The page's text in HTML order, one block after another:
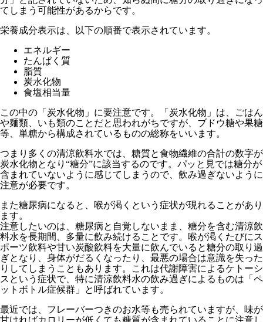
てしまう可能性があるからです。
栄養成分表示は、以下の順番で表示されています。
エネルギー
たんぱく質
脂質
炭水化物
食塩相当量
この中の「炭水化物」に要注意です。「炭水化物」は、ごはん
や麺類、いも類のことだと思われがちですが、ブドウ糖や果糖
等、単糖から構成されているものの総称をいいます。
つまり多くの清涼飲料水では、糖質と食物繊維の合計の数字が
炭水化物となり“糖分”に該当するのです。パッと見では糖分が
含まれていないように感じてしまうので、飲み過ぎないように
注意が必要です。
また糖尿病になると、喉が渇くという症状が現れることがあり
ます。
注意したいのは、糖尿病と自覚しないまま、糖分を含む清涼飲
料水を長期間、多量に飲み続けることです。喉が渇くたびにス
ポーツ飲料や甘い炭酸飲料を大量に飲んでいると糖分の取り過
ぎとなり、身体がだるくなったり、最悪の場合は意識を失った
りしてしまうこともあります。これは代謝障害によるケトーシ
スという症状で、特に清涼飲料水の飲み過ぎによるものは「ペ
ットボトル症候群」と呼ばれています。
最近では、フレーバーつきのお水等も売られていますが、味が